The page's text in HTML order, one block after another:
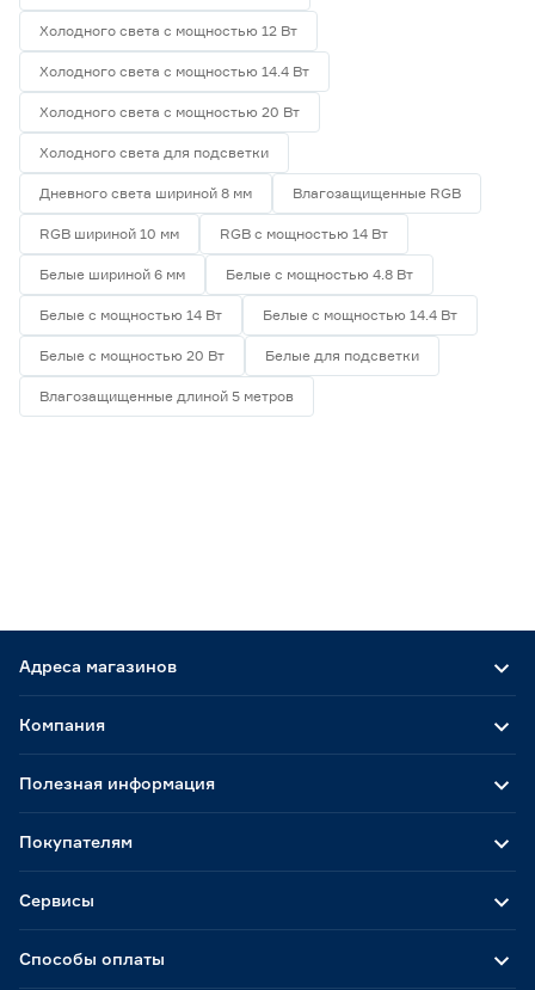
Холодного света с мощностью 12 Вт
Холодного света с мощностью 14.4 Вт
Холодного света с мощностью 20 Вт
Холодного света для подсветки
Дневного света шириной 8 мм Влагозащищенные RGB
RGB шириной 10 мм RGB с мощностью 14 Вт
Белые шириной 6 мм Белые с мощностью 4.8 Вт
Белые с мощностью 14 Вт Белые с мощностью 14.4 Вт
Белые с мощностью 20 Вт Белые для подсветки
Влагозащищенные длиной 5 метров
Адреса магазинов
Способы оплаты
Компания
Полезная информация
Покупателям
Сервисы